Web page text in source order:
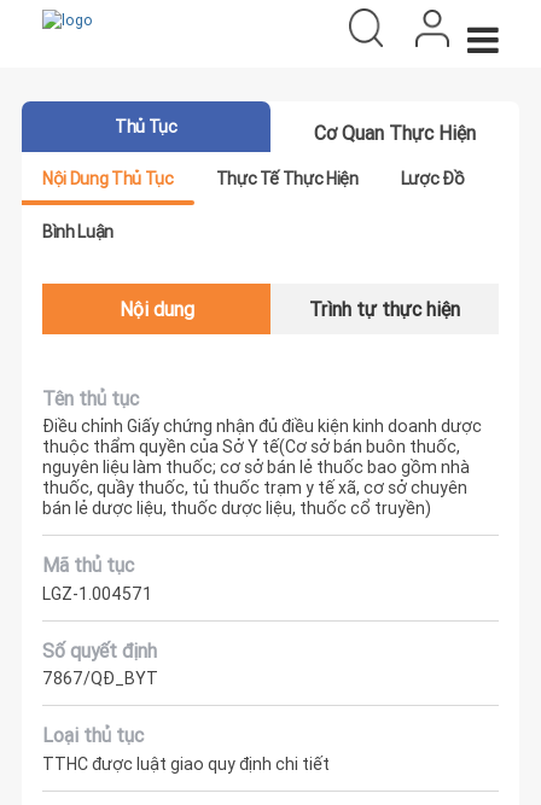
Thủ Tục Cơ Quan Thực Hiện
Nội Dung Thủ Tục Thực Tế Thực Hiện Lược Đồ
Bình Luận
Nội dung Trình tự thực hiện
Tên thủ tục
Điều chỉnh Giấy chứng nhận đủ điều kiện kinh doanh dược
thuộc thẩm quyền của Sở Y tế(Cơ sở bán buôn thuốc,
nguyên liệu làm thuốc; cơ sở bán lẻ thuốc bao gồm nhà
thuốc, quầy thuốc, tủ thuốc trạm y tế xã, cơ sở chuyên
bán lẻ dược liệu, thuốc dược liệu, thuốc cổ truyền)
Mã thủ tục
LGZ-1.004571
Số quyết định
7867/QĐ_BYT
Loại thủ tục
TTHC được luật giao quy định chi tiết